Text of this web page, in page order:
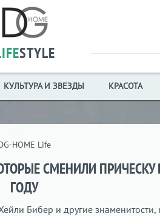
STYLE
КУЛЬТУРА И ЗВЕЗДЫ КРАСОТА
HOME Life
СМЕНИЛИ ПРИЧЕСКУ
ГОДУ
Бибер и другие знаменитости,